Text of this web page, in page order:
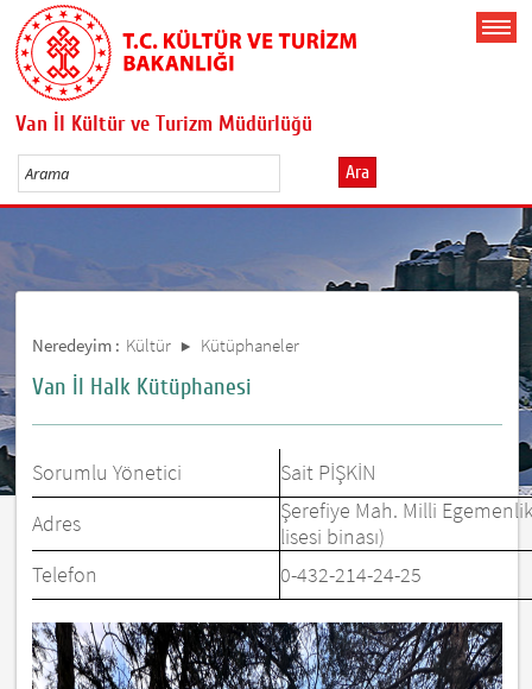
Van İl Kültür ve Turizm Müdürlüğü
Ara
Neredeyim : Kültür Kütüphaneler
Van İl Halk Kütüphanesi
Sorumlu Yönetici
Sait PİŞKİN
Adres
Şerefiye Mah. Milli
lisesi binası)
Telefon
0-432-214-24-25